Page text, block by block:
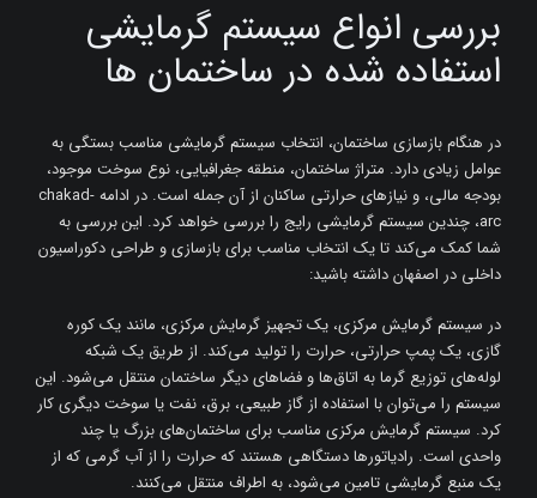
بررسی انواع سیستم گرمایشی
استفاده شده در ساختمان ها
در هنگام بازسازی ساختمان، انتخاب سیستم گرمایشی مناسب بستگی به
عوامل زیادی دارد. متراژ ساختمان، منطقه جغرافیایی، نوع سوخت موجود،
بودجه مالی، و نیازهای حرارتی ساکنان از آن جمله است. در ادامه chakad-
arc، چندین سیستم گرمایشی رایج را بررسی خواهد کرد. این بررسی به
شما کمک می‌کند تا یک انتخاب مناسب برای بازسازی و طراحی دکوراسیون
داخلی در اصفهان داشته باشید:
در سیستم گرمایش مرکزی، یک تجهیز گرمایش مرکزی، مانند یک کوره
گازی، یک پمپ حرارتی، حرارت را تولید می‌کند. از طریق یک شبکه
لوله‌های توزیع گرما به اتاق‌ها و فضاهای دیگر ساختمان منتقل می‌شود. این
سیستم را می‌توان با استفاده از گاز طبیعی، برق، نفت یا سوخت دیگری کار
کرد. سیستم گرمایش مرکزی مناسب برای ساختمان‌های بزرگ یا چند
واحدی است. رادیاتورها دستگاهی هستند که حرارت را از آب گرمی که از
یک منبع گرمایشی تامین می‌شود، به اطراف منتقل می‌کنند.